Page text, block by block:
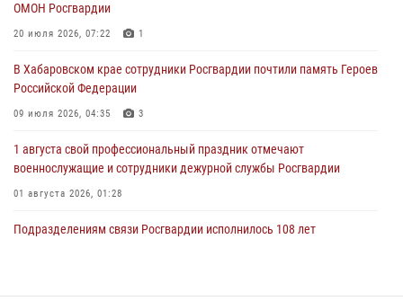
За прошедшую неделю в Хабаровском крае росгвардейцы провели
свыше 120 проверок условий хранения оружия
ОМОН Росгвардии
20 июля 2026, 07:22 1
В Хабаровском крае сотрудники Росгвардии почтили память Героев
Российской Федерации
09 июля 2026, 04:35 3
1 августа свой профессиональный праздник отмечают
военнослужащие и сотрудники дежурной службы Росгвардии
01 августа 2026, 01:28
Подразделениям связи Росгвардии исполнилось 108 лет